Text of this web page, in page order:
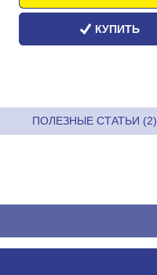
КУПИТЬ
ПОЛЕЗНЫЕ СТАТЬИ (2)